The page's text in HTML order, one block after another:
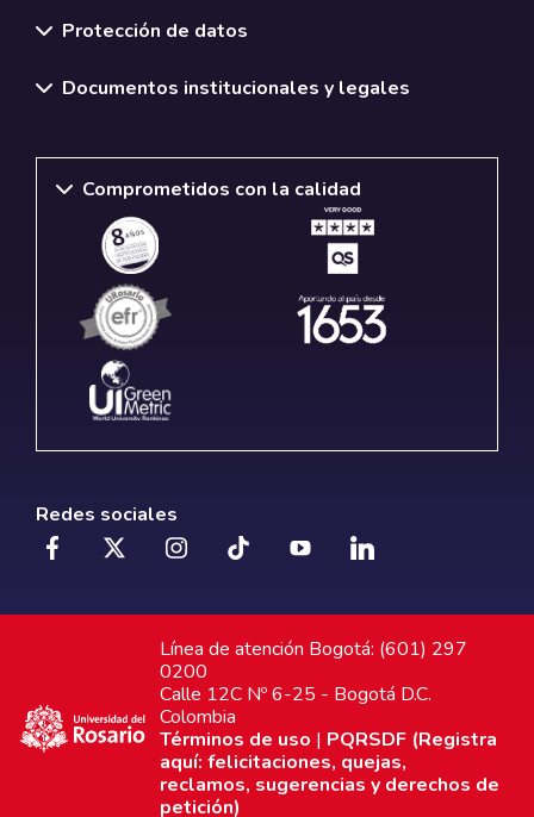
Protección de datos
Documentos institucionales y legales
Comprometidos con la calidad
Redes sociales
Línea de atención Bogotá: (601) 297
0200
Calle 12C Nº 6-25 - Bogotá D.C.
Colombia
Términos de uso | PQRSDF (Registra
aquí: felicitaciones, quejas,
reclamos, sugerencias y derechos de
petición)